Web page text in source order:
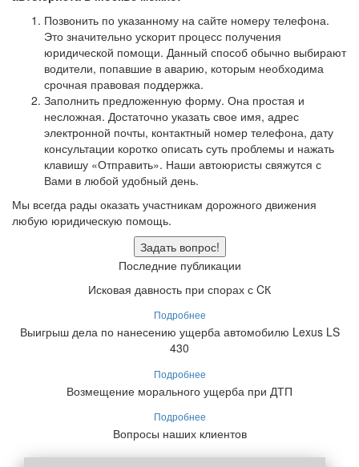
Позвонить по указанному на сайте номеру телефона.
Это значительно ускорит процесс получения
юридической помощи. Данный способ обычно выбирают
водители, попавшие в аварию, которым необходима
срочная правовая поддержка.
Заполнить предложенную форму. Она простая и
несложная. Достаточно указать свое имя, адрес
электронной почты, контактный номер телефона, дату
консультации коротко описать суть проблемы и нажать
клавишу «Отправить». Наши автоюристы свяжутся с
Вами в любой удобный день.
Мы всегда рады оказать участникам дорожного движения
любую юридическую помощь.
Задать вопрос!
Последние публикации
Исковая давность при спорах с CК
Подробнее
Выигрыш дела по нанесению ущерба автомобилю Lexus LS
430
Подробнее
Возмещение морального ущерба при ДТП
Подробнее
Вопросы наших клиентов